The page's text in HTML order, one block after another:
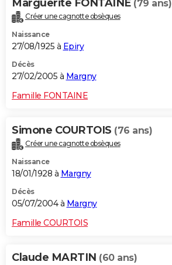
Marguerite FONTAINE (79 ans)
Créer une cagnotte obsèques
Naissance
27/08/1925 à Epiry
Décès
27/02/2005 à Margny
Famille FONTAINE
Simone COURTOIS (76 ans)
Créer une cagnotte obsèques
Naissance
18/01/1928 à Margny
Décès
05/07/2004 à Margny
Famille COURTOIS
Claude MARTIN (60 ans)